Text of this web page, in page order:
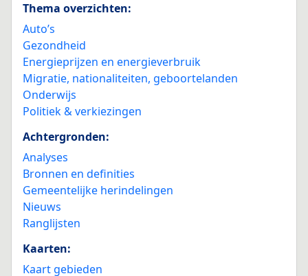
Thema overzichten:
Auto’s
Gezondheid
Energieprijzen en energieverbruik
Migratie, nationaliteiten, geboortelanden
Onderwijs
Politiek & verkiezingen
Achtergronden:
Analyses
Bronnen en definities
Gemeentelijke herindelingen
Nieuws
Ranglijsten
Kaarten:
Kaart gebieden